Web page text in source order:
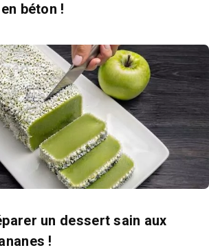
béton !
un dessert sain aux
!